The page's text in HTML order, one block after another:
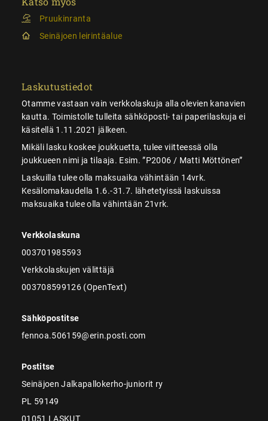
Pruukinranta
Seinäjoen leirintäalue
Laskutustiedot
Otamme vastaan vain verkkolaskuja alla olevien kanavien
kautta. Toimistolle tulleita sähköposti- tai paperilaskuja ei
käsitellä 1.11.2021 jälkeen.
Mikäli lasku koskee joukkuetta, tulee viitteessä olla
joukkueen nimi ja tilaaja. Esim. ”P2006 / Matti Möttönen”
Laskuilla tulee olla maksuaika vähintään 14vrk.
Kesälomakaudella 1.6.-31.7. lähetetyissä laskuissa
maksuaika tulee olla vähintään 21vrk.
Verkkolaskuna
003701985593
Verkkolaskujen välittäjä
003708599126 (OpenText)
Sähköpostitse
fennoa.506159@erin.posti.com
Postitse
Seinäjoen Jalkapallokerho-juniorit ry
PL 59149
01051 LASKUT